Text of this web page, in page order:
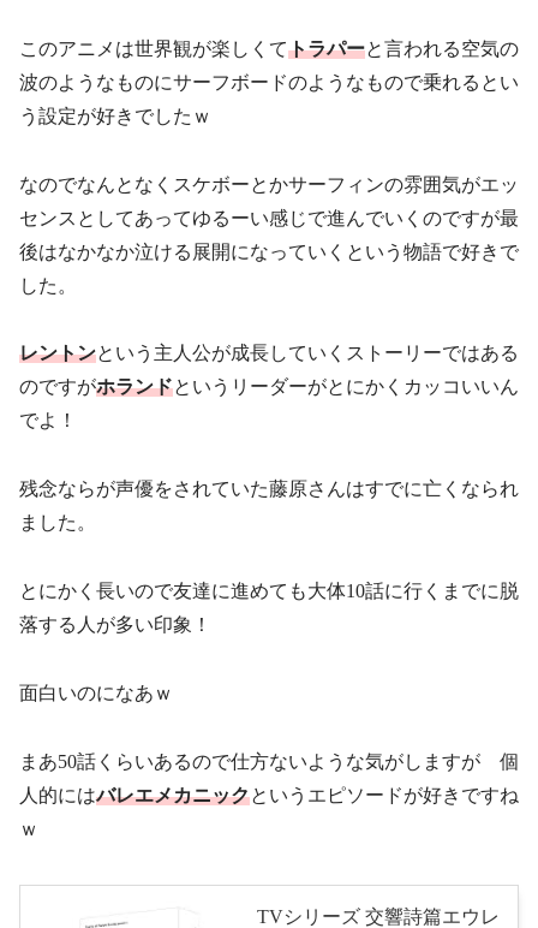
このアニメは世界観が楽しくてトラパーと言われる空気の
波のようなものにサーフボードのようなもので乗れるとい
う設定が好きでしたｗ
なのでなんとなくスケボーとかサーフィンの雰囲気がエッ
センスとしてあってゆるーい感じで進んでいくのですが最
後はなかなか泣ける展開になっていくという物語で好きで
した。
レントンという主人公が成長していくストーリーではある
のですがホランドというリーダーがとにかくカッコいいん
でよ！
残念ならが声優をされていた藤原さんはすでに亡くなられ
ました。
とにかく長いので友達に進めても大体10話に行くまでに脱
落する人が多い印象！
面白いのになあｗ
まあ50話くらいあるので仕方ないような気がしますが 個
人的にはバレエメカニックというエピソードが好きですね
ｗ
TVシリーズ 交響詩篇エウレ